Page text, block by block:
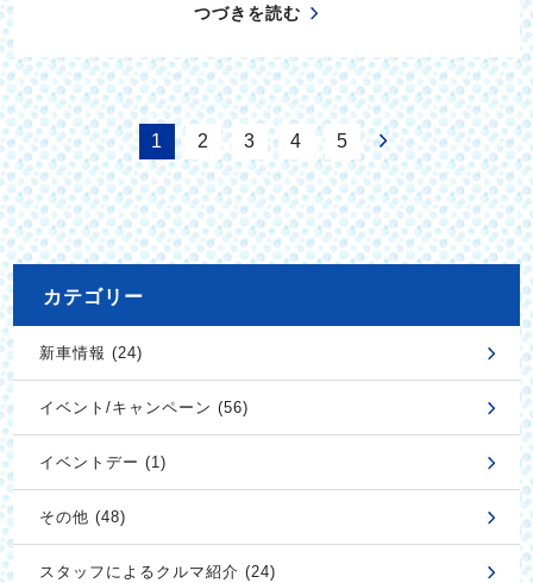
つづきを読む
1 2 3 4 5
カテゴリー
新車情報 (24)
イベント/キャンペーン (56)
イベントデー (1)
その他 (48)
スタッフによるクルマ紹介 (24)